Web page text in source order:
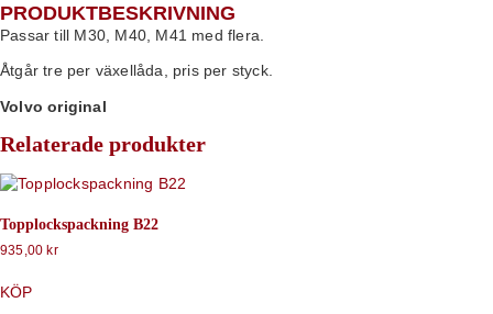
PRODUKTBESKRIVNING
Passar till M30, M40, M41 med flera.
Åtgår tre per växellåda, pris per styck.
Volvo original
Relaterade produkter
Topplockspackning B22
935,00 kr
KÖP